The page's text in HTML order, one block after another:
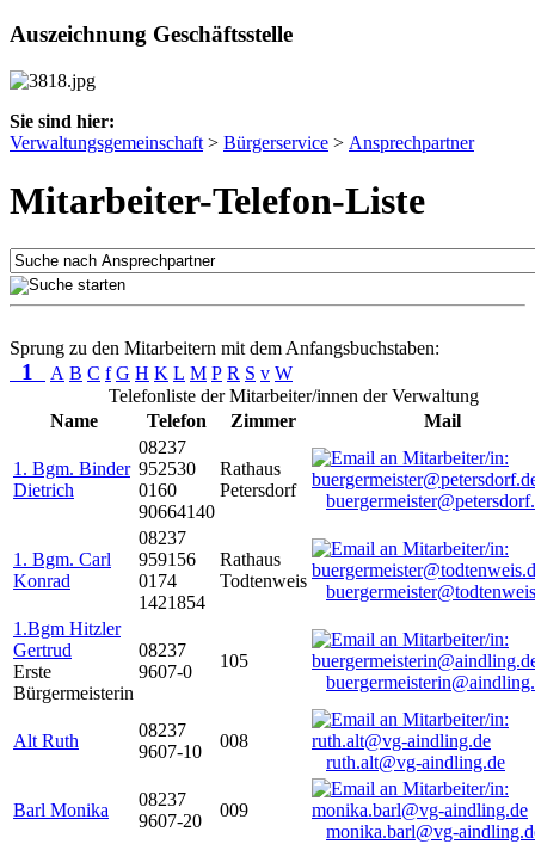
Auszeichnung Geschäftsstelle
Sie sind hier:
Verwaltungsgemeinschaft > Bürgerservice > Ansprechpartner
Mitarbeiter-Telefon-Liste
Sprung zu den Mitarbeitern mit dem Anfangsbuchstaben:
1 A B C f G H K L M P R S v W
Telefonliste der Mitarbeiter/innen der Verwaltung
Name
Telefon Zimmer Mail
1. Bgm. Binder
Dietrich
08237
952530
0160
90664140
Rathaus
Petersdorf
1. Bgm. Carl
Konrad
08237
959156
0174
1421854
Rathaus
Todtenweis
1.Bgm Hitzler
Gertrud
Erste
Bürgermeisterin
08237
9607-0
105
Alt Ruth
08237
9607-10
008
ruth.alt@vg-aindling.de
Barl Monika
08237
9607-20
009
monika.barl@vg-